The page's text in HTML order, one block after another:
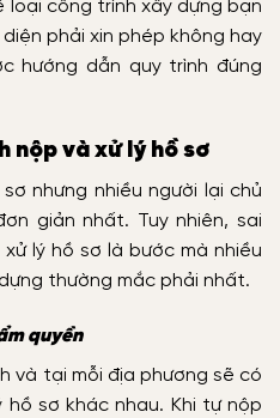
công trình xây dựng bạn
phải xin phép không hay
hướng dẫn quy trình đúng
nộp và xử lý hồ sơ
nhưng nhiều người lại chủ
giản nhất. Tuy nhiên, sai
lý hồ sơ là bước mà nhiều
thường mắc phải nhất.
quyền
và tại mỗi địa phương sẽ có
sơ khác nhau. Khi tự nộp